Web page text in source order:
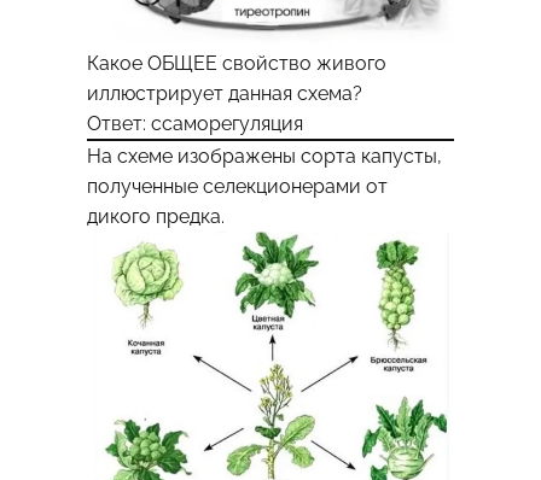
Какое ОБЩЕЕ свойство живого
иллюстрирует данная схема?
Ответ: ссаморегуляция
На схеме изображены сорта капусты,
полученные селекционерами от
дикого предка.